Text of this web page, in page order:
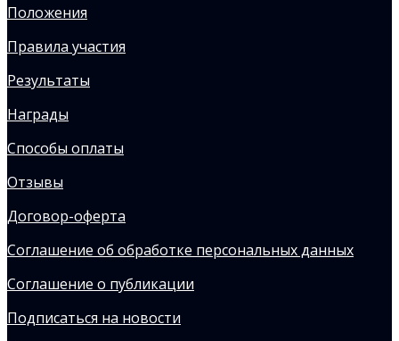
Положения
Правила участия
Результаты
Награды
Способы оплаты
Отзывы
Договор-оферта
Соглашение об обработке персональных данных
Соглашение о публикации
Подписаться на новости